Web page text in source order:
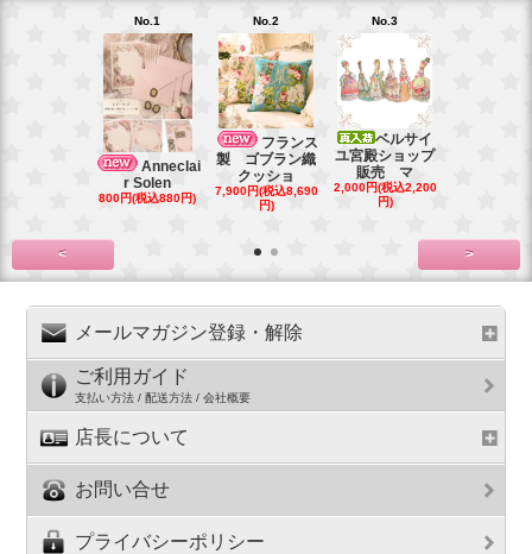
No.1
Anneclai
r Solen
800円(税込880円)
No.2
フランス
製 ゴブラン織
クッショ
7,900円(税込8,690
円)
No.3
ベルサイ
ユ宮殿ショップ
販売 マ
2,000円(税込2,200
円)
< >
メールマガジン登録・解除
ご利用ガイド
支払い方法 / 配送方法 / 会社概要
店長について
お問い合せ
プライバシーポリシー